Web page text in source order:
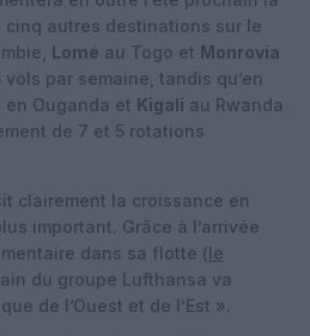
autres destinations sur le
Lomé au Togo et Monrovia
par semaine, tandis qu’en
en Ouganda et Kigali au Rwanda
de 7 et 5 rotations
clairement la croissance en
important. Grâce à l’arrivée
dans sa flotte (le
du groupe Lufthansa va
de l’Ouest et de l’Est ».